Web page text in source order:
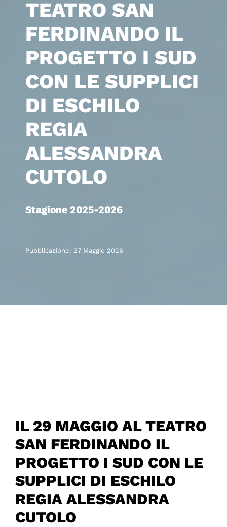
TEATRO SAN
FERDINANDO IL
PROGETTO I SUD
CON LE SUPPLICI
DI ESCHILO
REGIA
ALESSANDRA
CUTOLO
Stagione 2025-2026
Pubblicazione: 27 Maggio 2026
IL 29 MAGGIO AL TEATRO
SAN FERDINANDO IL
PROGETTO I SUD CON LE
SUPPLICI DI ESCHILO
REGIA ALESSANDRA
CUTOLO